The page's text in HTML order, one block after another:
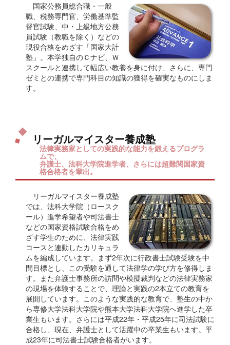
国家公務員総合職・一般
職、税務専門官、労働基準監
督官試験、中・上級地方公務
員試験（教職を除く）などの
現役合格をめざす「国家大計
塾」。本学独自のＣナビ、Ｗ
スクールと連携して幅広い教養を身に付け、さらに、専門
ゼミとの連携で専門科目の知識の獲得を確実なものにしま
す。
リーガルマイスター養成塾
法律実務家としての実践的な能力を鍛えるプログラ
ムで、
弁護士、法科大学院進学者、さらには超難関国家資
格合格者を輩出。
リーガルマイスター養成塾
では、法科大学院（ロースク
ール）進学希望者や司法書士
などの国家資格試験合格をめ
ざす学生のために、法律実践
コースと連動したカリキュラ
ムを編成しています。まず2年次に行政書士試験受験を中
間目標とし、この受験を通して法律学の学び方を修得しま
す。また弁護士事務所の訪問や模擬裁判などの法律実務家
の現場を体験することで、理論と実践の2本立ての教育を
展開しています。このような実践的な教育で、塾生の中か
ら専修大学法科大学院や熊本大学法科大学院へ進学した卒
業生もいます。さらには平成22年・平成25年に司法試験に
合格し、現在、弁護士として活躍中の卒業生もいます。平
成23年に司法書士試験合格者がいます。